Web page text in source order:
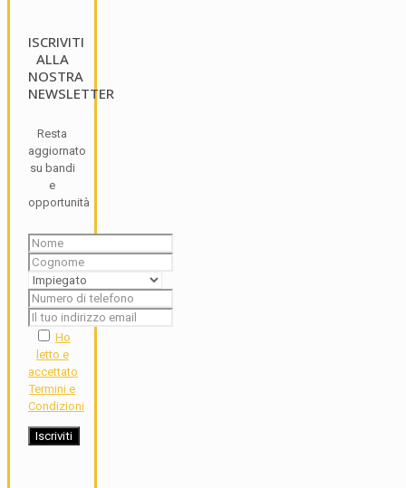
ISCRIVITI
ALLA
NOSTRA
NEWSLETTER
Resta
aggiornato
su bandi
e
opportunità
Ho
letto e
accettato
Termini e
Condizioni